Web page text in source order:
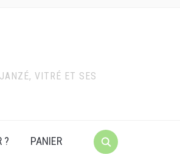
VITRÉ ET SES
? PANIER